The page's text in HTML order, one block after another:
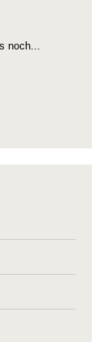
noch...